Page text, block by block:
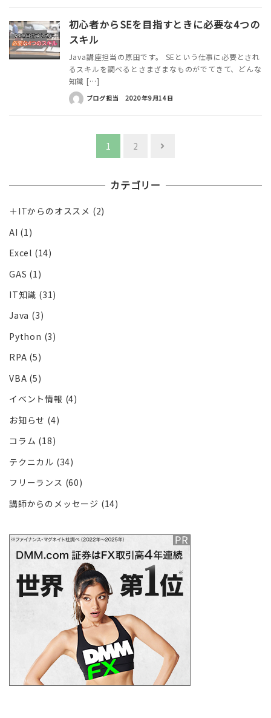
初心者からSEを目指すときに必要な4つの
スキル
Java講座担当の原田です。 SEという仕事に必要とされ
るスキルを調べるとさまざまなものがでてきて、どんな
知識 […]
ブログ担当 2020年9月14日
の
り
1 2
カテゴリー
＋ITからのオススメ (2)
AI (1)
Excel (14)
GAS (1)
IT知識 (31)
Java (3)
Python (3)
RPA (5)
VBA (5)
イベント情報 (4)
お知らせ (4)
コラム (18)
テクニカル (34)
フリーランス (60)
講師からのメッセージ (14)